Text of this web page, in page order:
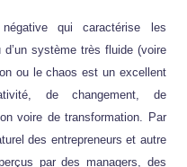
qui caractérise les
système très fluide (voire
ou le chaos est un excellent
de changement, de
voire de transformation. Par
des entrepreneurs et autre
par des managers, des